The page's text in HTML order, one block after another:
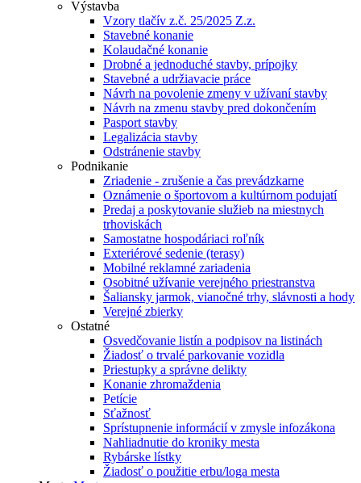
Výstavba
Vzory tlačív z.č. 25/2025 Z.z.
Stavebné konanie
Kolaudačné konanie
Drobné a jednoduché stavby, prípojky
Stavebné a udržiavacie práce
Návrh na povolenie zmeny v užívaní stavby
Návrh na zmenu stavby pred dokončením
Pasport stavby
Legalizácia stavby
Odstránenie stavby
Podnikanie
Zriadenie - zrušenie a čas prevádzkarne
Oznámenie o športovom a kultúrnom podujatí
Predaj a poskytovanie služieb na miestnych
trhoviskách
Samostatne hospodáriaci roľník
Exteriérové sedenie (terasy)
Mobilné reklamné zariadenia
Osobitné užívanie verejného priestranstva
Šaliansky jarmok, vianočné trhy, slávnosti a hody
Verejné zbierky
Ostatné
Osvedčovanie listín a podpisov na listinách
Žiadosť o trvalé parkovanie vozidla
Priestupky a správne delikty
Konanie zhromaždenia
Petície
Sťažnosť
Sprístupnenie informácií v zmysle infozákona
Nahliadnutie do kroniky mesta
Rybárske lístky
Žiadosť o použitie erbu/loga mesta